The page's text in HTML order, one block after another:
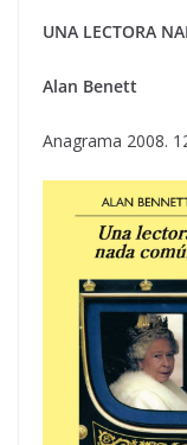
UNA LECTORA
Alan Benett
Anagrama 2008.